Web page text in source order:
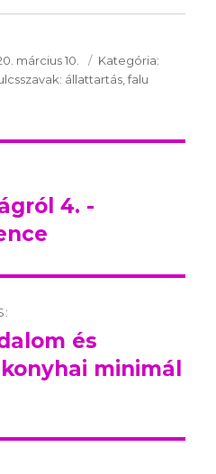
március 10. Kategória:
Kulcsszavak:
állattartás falu
4. -
és
minimál